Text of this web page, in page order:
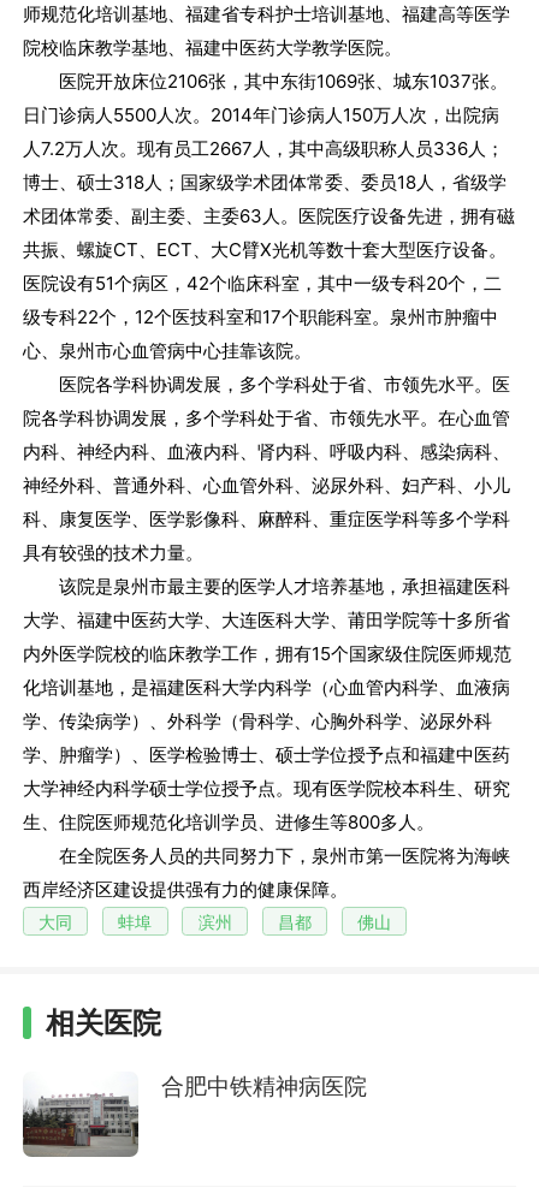
师规范化培训基地、福建省专科护士培训基地、福建高等医学
院校临床教学基地、福建中医药大学教学医院。
医院开放床位2106张，其中东街1069张、城东1037张。
日门诊病人5500人次。2014年门诊病人150万人次，出院病
人7.2万人次。现有员工2667人，其中高级职称人员336人；
博士、硕士318人；国家级学术团体常委、委员18人，省级学
术团体常委、副主委、主委63人。医院医疗设备先进，拥有磁
共振、螺旋CT、ECT、大C臂X光机等数十套大型医疗设备。
医院设有51个病区，42个临床科室，其中一级专科20个，二
级专科22个，12个医技科室和17个职能科室。泉州市肿瘤中
心、泉州市心血管病中心挂靠该院。
医院各学科协调发展，多个学科处于省、市领先水平。医
院各学科协调发展，多个学科处于省、市领先水平。在心血管
内科、神经内科、血液内科、肾内科、呼吸内科、感染病科、
神经外科、普通外科、心血管外科、泌尿外科、妇产科、小儿
科、康复医学、医学影像科、麻醉科、重症医学科等多个学科
具有较强的技术力量。
该院是泉州市最主要的医学人才培养基地，承担福建医科
大学、福建中医药大学、大连医科大学、莆田学院等十多所省
内外医学院校的临床教学工作，拥有15个国家级住院医师规范
化培训基地，是福建医科大学内科学（心血管内科学、血液病
学、传染病学）、外科学（骨科学、心胸外科学、泌尿外科
学、肿瘤学）、医学检验博士、硕士学位授予点和福建中医药
大学神经内科学硕士学位授予点。现有医学院校本科生、研究
生、住院医师规范化培训学员、进修生等800多人。
在全院医务人员的共同努力下，泉州市第一医院将为海峡
西岸经济区建设提供强有力的健康保障。
大同 蚌埠 滨州 昌都 佛山
相关医院
合肥中铁精神病医院